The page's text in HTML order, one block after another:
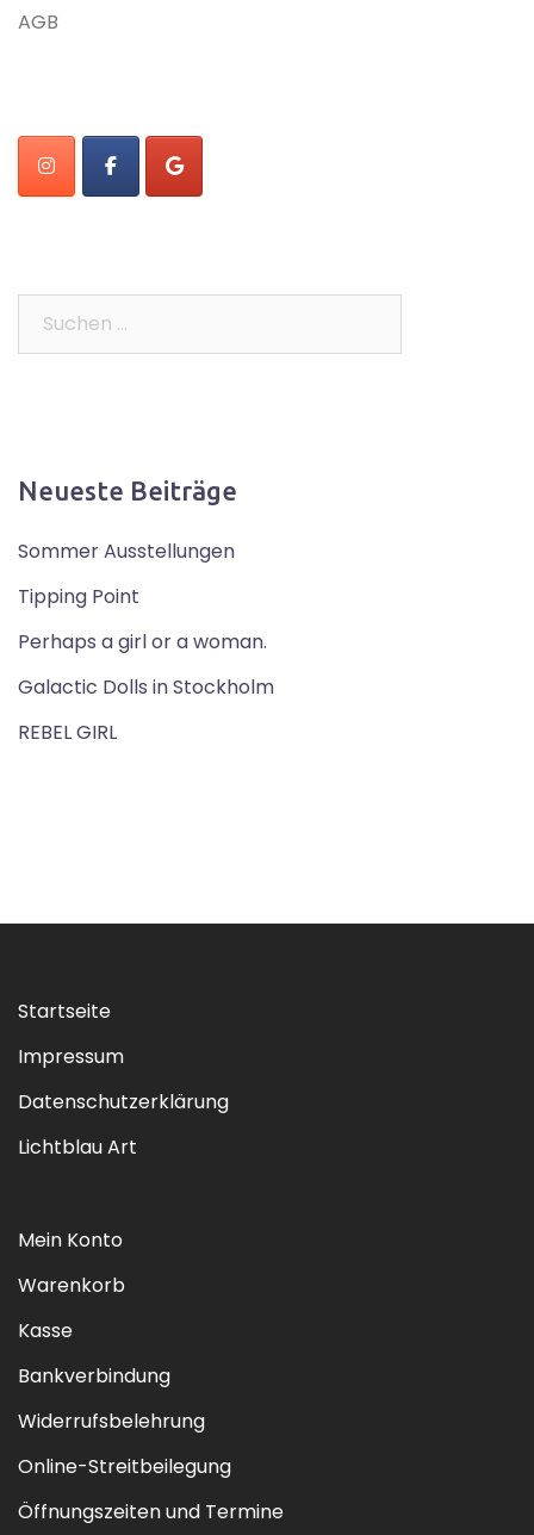
AGB
Suchen
Neueste Beiträge
Sommer Ausstellungen
Tipping Point
Perhaps a girl or a woman.
Galactic Dolls in Stockholm
REBEL GIRL
Startseite
Impressum
Datenschutzerklärung
Lichtblau Art
Mein Konto
Warenkorb
Kasse
Bankverbindung
Widerrufsbelehrung
Online-Streitbeilegung
Öffnungszeiten und Termine